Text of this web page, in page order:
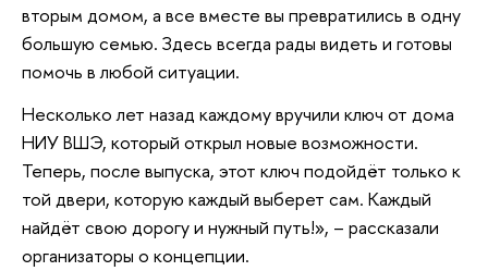
вторым домом, а все вместе вы превратились в одну
большую семью. Здесь всегда рады видеть и готовы
помочь в любой ситуации.
Несколько лет назад каждому вручили ключ от дома
НИУ ВШЭ, который открыл новые возможности.
Теперь, после выпуска, этот ключ подойдёт только к
той двери, которую каждый выберет сам. Каждый
найдёт свою дорогу и нужный путь!», – рассказали
организаторы о концепции.